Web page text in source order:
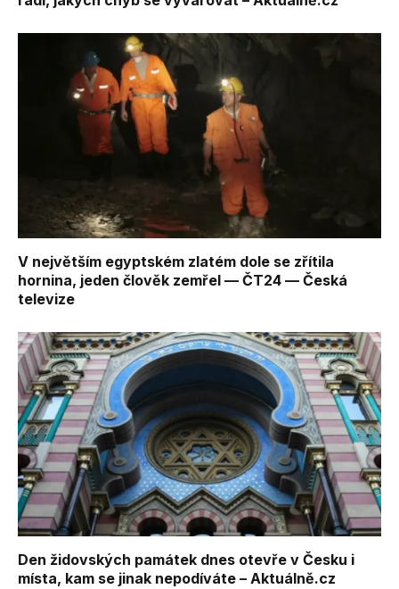
V největším egyptském zlatém dole se zřítila
hornina, jeden člověk zemřel — ČT24 — Česká
televize
Den židovských památek dnes otevře v Česku i
místa, kam se jinak nepodíváte – Aktuálně.cz